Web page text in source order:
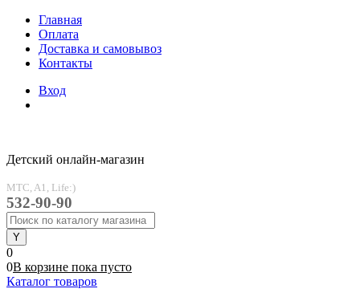
Главная
Оплата
Доставка и самовывоз
Контакты
Вход
Детский онлайн-магазин
MTC, A1, Life:)
532-90-90
0
0В корзине пока пусто
Каталог товаров